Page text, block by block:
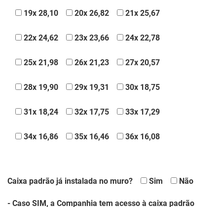
19x 28,10 20x 26,82 21x 25,67
22x 24,62 23x 23,66 24x 22,78
25x 21,98 26x 21,23 27x 20,57
28x 19,90 29x 19,31 30x 18,75
31x 18,24 32x 17,75 33x 17,29
34x 16,86 35x 16,46 36x 16,08
Caixa padrão já instalada no muro? Sim Não
- Caso SIM, a Companhia tem acesso à caixa padrão